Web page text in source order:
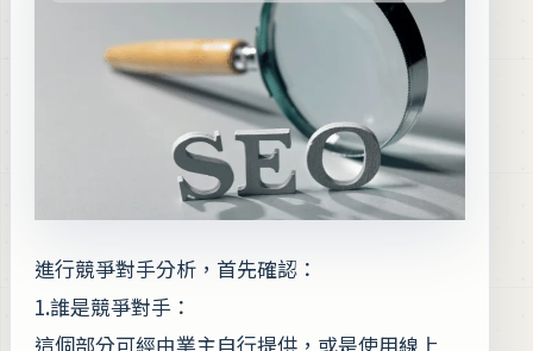
進行競爭對手分析，首先確認：
1.誰是競爭對手：
這個部分可經由業主自行提供，或是使用線上